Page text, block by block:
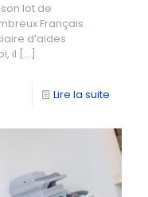
lot de
Français.
d’aides
il […]
Lire la suite